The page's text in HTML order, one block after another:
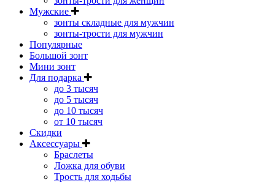
Мужские
зонты складные для мужчин
зонты-трости для мужчин
Популярные
Большой зонт
Мини зонт
Для подарка
до 3 тысяч
до 5 тысяч
до 10 тысяч
от 10 тысяч
Скидки
Аксессуары
Браслеты
Ложка для обуви
Трость для ходьбы